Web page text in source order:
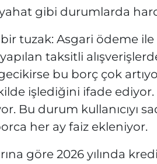
gibi durumlarda
bir tuzak: Asgari ödeme
taksitli
bu borç çok
işlediğini ifade
Bu durum kullanıcıyı
her ay faiz ekleniyor.
göre 2026 yılında